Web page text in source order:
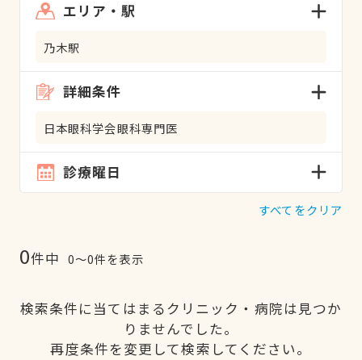
エリア・駅
乃木駅
詳細条件
日本眼科学会眼科専門医
診療曜日
すべてをクリア
0件中 0〜0件を表示
検索条件に当てはまるクリニック・病院は見つか
りませんでした。
再度条件を変更して検索してください。